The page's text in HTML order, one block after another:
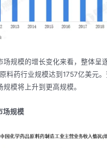
场规模的增长变化来看，整体呈
料药行业规模达到1757亿美元
模将上升到更高规模。
场规模